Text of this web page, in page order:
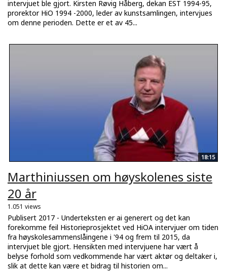
intervjuet ble gjort. Kirsten Røvig Håberg, dekan EST 1994-95,
prorektor HiO 1994 -2000, leder av kunstsamlingen, intervjues
om denne perioden. Dette er et av 45...
18:15
Marthiniussen om høyskolenes siste
20 år
1.051 views
Publisert 2017 - Underteksten er ai generert og det kan
forekomme feil Historieprosjektet ved HiOA intervjuer om tiden
fra høyskolesammenslåingene i '94 og frem til 2015, da
intervjuet ble gjort. Hensikten med intervjuene har vært å
belyse forhold som vedkommende har vært aktør og deltaker i,
slik at dette kan være et bidrag til historien om...